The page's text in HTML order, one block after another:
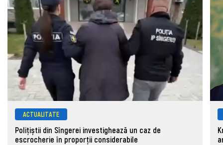
ACTUALITATE
Polițiștii din Sîngerei investighează un caz de
escrocherie în proporții considerabile